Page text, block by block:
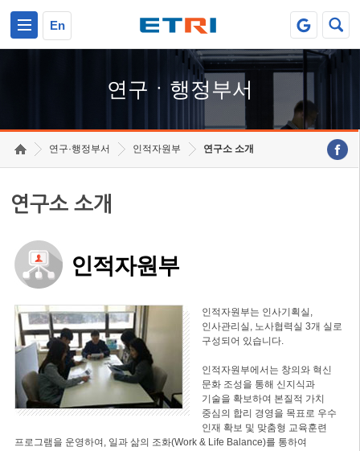
En
연구ㆍ행정부서
연구·행정부서 인적자원부 연구소 소개
연구소 소개
인적자원부
인적자원부는 인사기획실,
인사관리실, 노사협력실 3개 실로
구성되어 있습니다.
인적자원부에서는 창의와 혁신
문화 조성을 통해 신지식과
기술을 확보하여 본질적 가치
중심의 합리 경영을 목표로 우수
인재 확보 및 맞춤형 교육훈련
프로그램을 운영하여, 일과 삶의 조화(Work & Life Balance)를 통하여